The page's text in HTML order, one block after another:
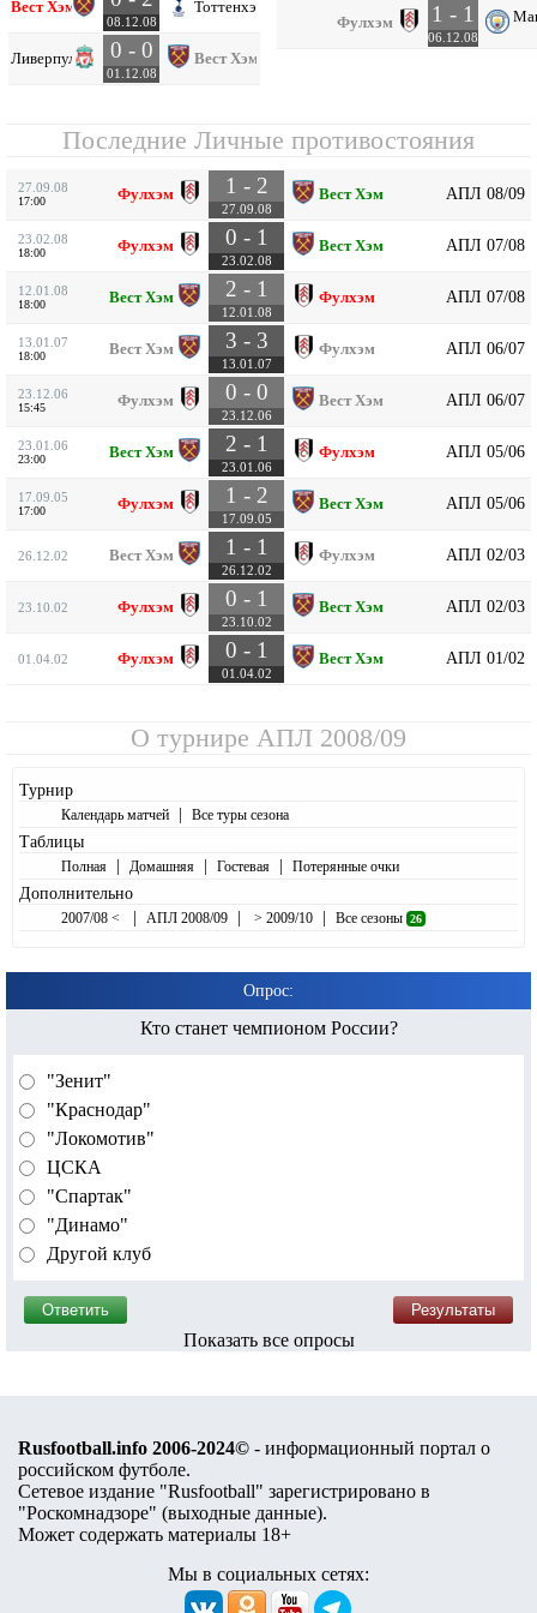
Вест Хэм
08.12.08
Тоттенхэм
Ливерпуль 0 - 0
01.12.08
Вест Хэм
Фулхэм 1 - 1
06.12.08
Последние Личные противостояния
27.09.08
17:00 Фулхэм 1 - 2
27.09.08
Вест Хэм АПЛ 08/09
23.02.08
18:00 Фулхэм 0 - 1
23.02.08
Вест Хэм АПЛ 07/08
12.01.08
18:00 Вест Хэм 2 - 1
12.01.08
Фулхэм АПЛ 07/08
13.01.07
18:00 Вест Хэм 3 - 3
13.01.07
Фулхэм АПЛ 06/07
23.12.06
15:45 Фулхэм 0 - 0
23.12.06
Вест Хэм АПЛ 06/07
23.01.06
23:00 Вест Хэм 2 - 1
23.01.06
Фулхэм АПЛ 05/06
17.09.05
17:00 Фулхэм 1 - 2
17.09.05
Вест Хэм АПЛ 05/06
26.12.02 Вест Хэм 1 - 1
26.12.02
Фулхэм АПЛ 02/03
23.10.02 Фулхэм 0 - 1
23.10.02
Вест Хэм АПЛ 02/03
01.04.02 Фулхэм 0 - 1
01.04.02
Вест Хэм АПЛ 01/02
О турнире АПЛ 2008/09
Турнир
Календарь матчей | Все туры сезона
Таблицы
Полная | Домашняя | Гостевая | Потерянные очки
Дополнительно
2007/08 < | АПЛ 2008/09 | > 2009/10 | Все сезоны 26
Опрос:
Кто станет чемпионом России?
"Зенит"
"Краснодар"
"Локомотив"
ЦСКА
"Спартак"
"Динамо"
Другой клуб
Показать все опросы
Rusfootball.info 2006-2024© - информационный портал о
российском футболе.
Сетевое издание "Rusfootball" зарегистрировано в
"Роскомнадзоре" (выходные данные).
Может содержать материалы 18+
Мы в социальных сетях: